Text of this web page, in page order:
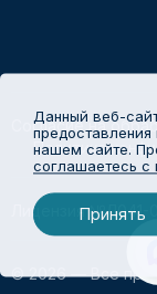
Согласие на
Политика
Лицензия №Л041-
© 2026 — Все
Данный веб-
нашем сайте.
соглашаетесь
Принять